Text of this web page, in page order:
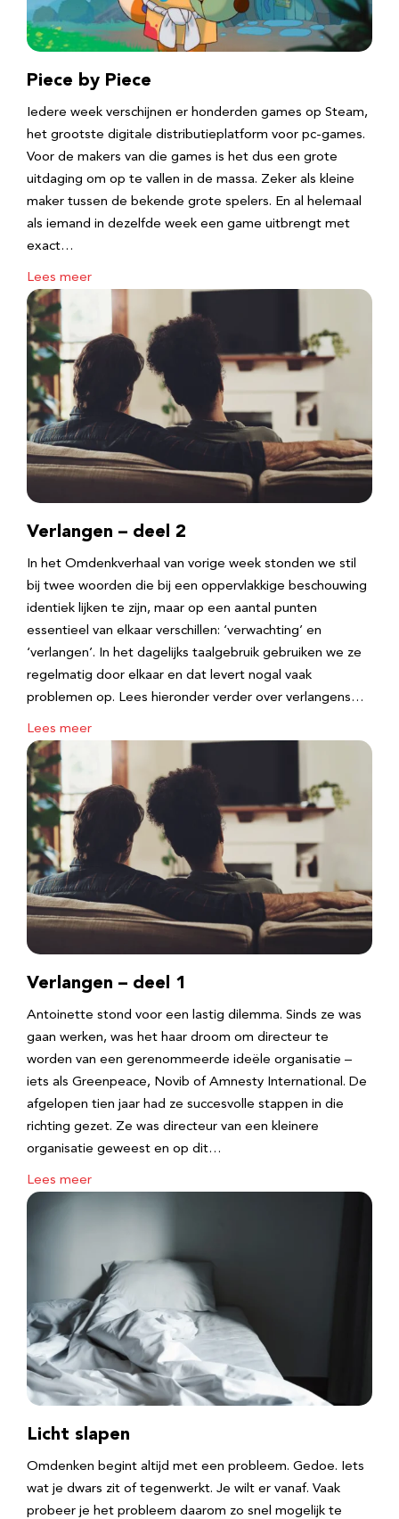
Piece by Piece
Iedere week verschijnen er honderden games op Steam,
het grootste digitale distributieplatform voor pc-games.
Voor de makers van die games is het dus een grote
uitdaging om op te vallen in de massa. Zeker als kleine
maker tussen de bekende grote spelers. En al helemaal
als iemand in dezelfde week een game uitbrengt met
exact…
Lees meer
Verlangen – deel 2
In het Omdenkverhaal van vorige week stonden we stil
bij twee woorden die bij een oppervlakkige beschouwing
identiek lijken te zijn, maar op een aantal punten
essentieel van elkaar verschillen: ‘verwachting’ en
‘verlangen’. In het dagelijks taalgebruik gebruiken we ze
regelmatig door elkaar en dat levert nogal vaak
problemen op. Lees hieronder verder over verlangens…
Lees meer
Verlangen – deel 1
Antoinette stond voor een lastig dilemma. Sinds ze was
gaan werken, was het haar droom om directeur te
worden van een gerenommeerde ideële organisatie –
iets als Greenpeace, Novib of Amnesty International. De
afgelopen tien jaar had ze succesvolle stappen in die
richting gezet. Ze was directeur van een kleinere
organisatie geweest en op dit…
Lees meer
Licht slapen
Omdenken begint altijd met een probleem. Gedoe. Iets
wat je dwars zit of tegenwerkt. Je wilt er vanaf. Vaak
probeer je het probleem daarom zo snel mogelijk te